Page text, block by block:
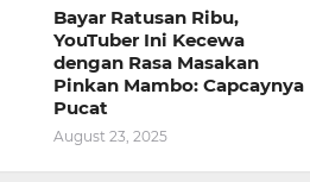
Bayar Ratusan Ribu,
YouTuber Ini Kecewa
dengan Rasa Masakan
Pinkan Mambo: Capcaynya
Pucat
August 23, 2025